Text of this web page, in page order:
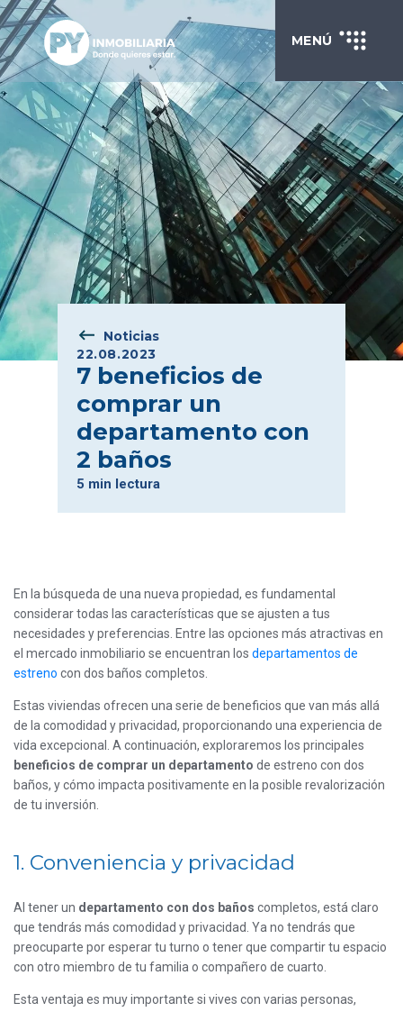
MENÚ
Noticias
22.08.2023
7 beneficios de
comprar un
departamento con
2 baños
5 min lectura
En la búsqueda de una nueva propiedad, es fundamental
considerar todas las características que se ajusten a tus
necesidades y preferencias. Entre las opciones más atractivas en
el mercado inmobiliario se encuentran los departamentos de
estreno con dos baños completos.
Estas viviendas ofrecen una serie de beneficios que van más allá
de la comodidad y privacidad, proporcionando una experiencia de
vida excepcional. A continuación, exploraremos los principales
beneficios de comprar un departamento de estreno con dos
baños, y cómo impacta positivamente en la posible revalorización
de tu inversión.
1. Conveniencia y privacidad
Al tener un departamento con dos baños completos, está claro
que tendrás más comodidad y privacidad. Ya no tendrás que
preocuparte por esperar tu turno o tener que compartir tu espacio
con otro miembro de tu familia o compañero de cuarto.
Esta ventaja es muy importante si vives con varias personas,